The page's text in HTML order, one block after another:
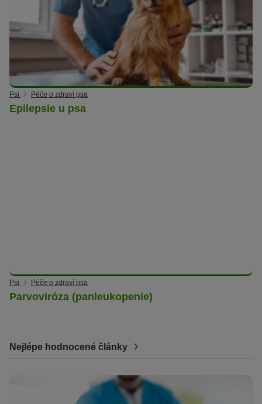
Psi Péče o zdraví psa
Epilepsie u psa
Psi Péče o zdraví psa
Parvoviróza (panleukopenie)
Nejlépe hodnocené články